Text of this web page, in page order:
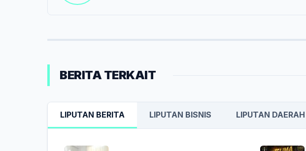
BERITA TERKAIT
LIPUTAN BERITA LIPUTAN BISNIS LIPUTAN DAERAH